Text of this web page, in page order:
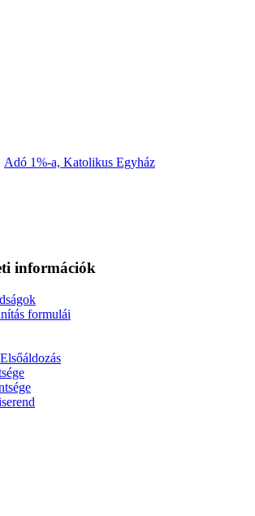
információk
formulái